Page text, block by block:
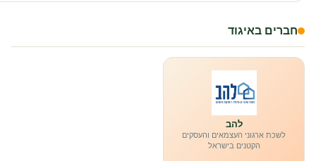
חברים באיגוד
להב
לשכת ארגוני העצמאים והעסקים
הקטנים בישראל